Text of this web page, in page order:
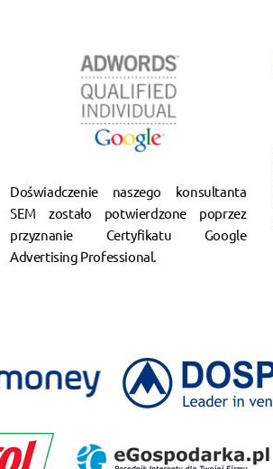
Doświadczenie naszego konsultanta
SEM zostało potwierdzone poprzez
przyznanie Certyfikatu Google
Advertising Professional.